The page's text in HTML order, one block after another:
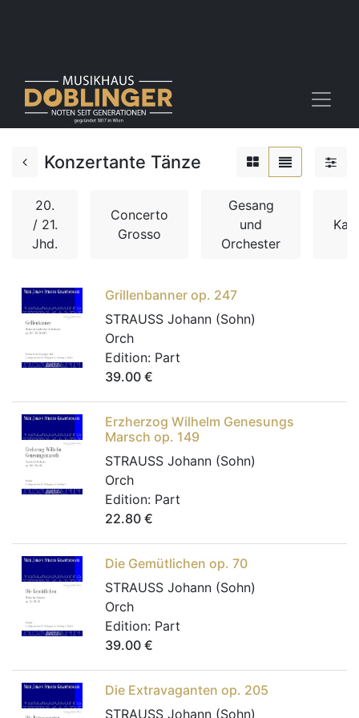
Konzertante Tänze
20.
/ 21.
Jhd.
Concerto
Grosso
Gesang
und
Orchester
Grillenbanner op. 247
STRAUSS Johann (Sohn)
Orch
Edition: Part
39.00 €
Erzherzog Wilhelm Genesungs
Marsch op. 149
STRAUSS Johann (Sohn)
Orch
Edition: Part
22.80 €
Die Gemütlichen op. 70
STRAUSS Johann (Sohn)
Orch
Edition: Part
39.00 €
Die Extravaganten op. 205
STRAUSS Johann (Sohn)